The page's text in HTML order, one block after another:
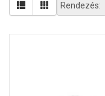
Rendezés: